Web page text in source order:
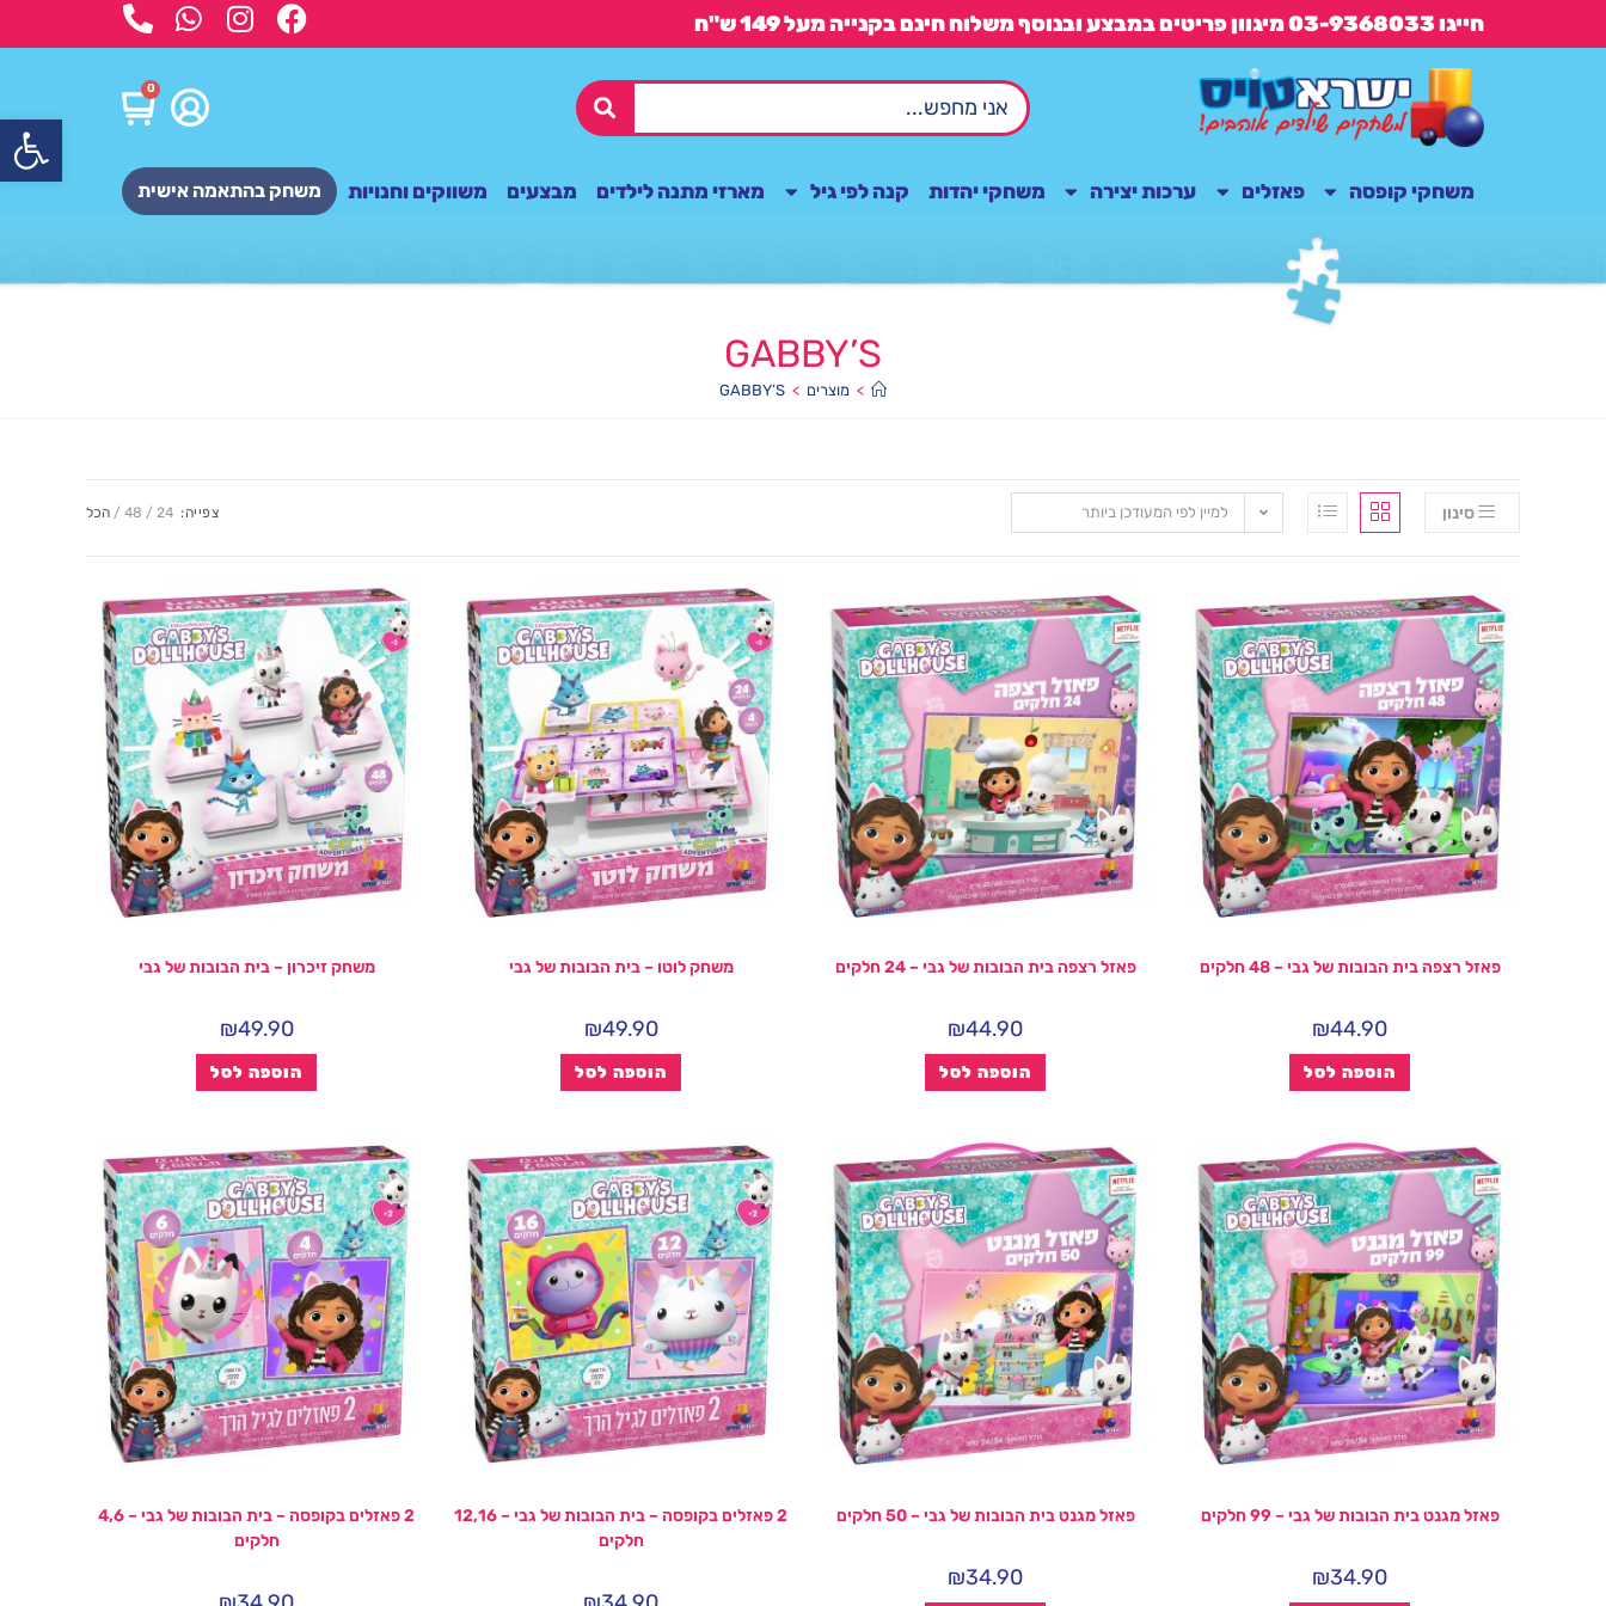
חייגו 03-9368033 מיגוון פריטים במבצע ובנוסף משלוח חינם בקנייה מעל 149 ש"ח
0
משחקי קופסה פאזלים ערכות יצירה משחקי יהדות קנה לפי גיל מארזי מתנה לילדים מבצעים משווקים וחנויות משחק בהתאמה אישית
GABBY’S
> מוצרים >
GABBY’S
סינון למיין לפי המעודכן ביותר צפייה: 24
48 הכל
פאזל רצפה בית הבובות של גבי – 48 חלקים
₪44.90
הוספה לסל
פאזל רצפה בית הבובות של גבי – 24 חלקים
₪44.90
הוספה לסל
משחק לוטו – בית הבובות של גבי
₪49.90
הוספה לסל
משחק זיכרון – בית הבובות של גבי
₪49.90
הוספה לסל
פאזל מגנט בית הבובות של גבי – 99 חלקים
₪34.90
פאזל מגנט בית הבובות של גבי – 50 חלקים
₪34.90
2 פאזלים בקופסה – בית הבובות של גבי – 12,16
חלקים
2 פאזלים בקופסה – בית הבובות של גבי – 4,6
חלקים